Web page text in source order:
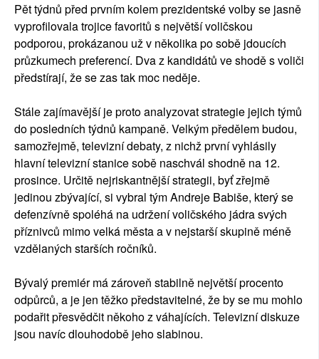
Pět týdnů před prvním kolem prezidentské volby se jasně
vyprofilovala trojice favoritů s největší voličskou
podporou, prokázanou už v několika po sobě jdoucích
průzkumech preferencí. Dva z kandidátů ve shodě s voliči
předstírají, že se zas tak moc neděje.
Stále zajímavější je proto analyzovat strategie jejich týmů
do posledních týdnů kampaně. Velkým předělem budou,
samozřejmě, televizní debaty, z nichž první vyhlásily
hlavní televizní stanice sobě naschvál shodně na 12.
prosince. Určitě nejriskantnější strategii, byť zřejmě
jedinou zbývající, si vybral tým Andreje Babiše, který se
defenzívně spoléhá na udržení voličského jádra svých
příznivců mimo velká města a v nejstarší skupině méně
vzdělaných starších ročníků.
Bývalý premiér má zároveň stabilně největší procento
odpůrců, a je jen těžko představitelné, že by se mu mohlo
podařit přesvědčit někoho z váhajících. Televizní diskuze
jsou navíc dlouhodobě jeho slabinou.